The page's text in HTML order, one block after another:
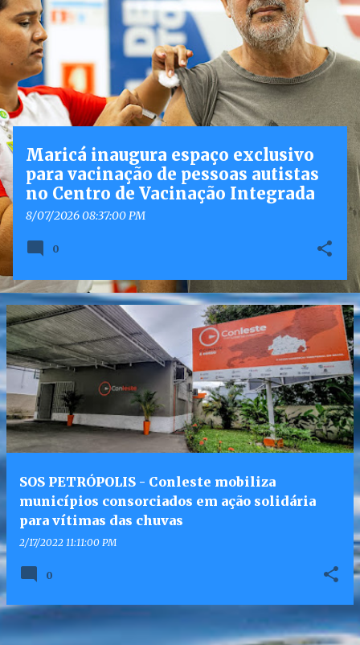
o
s
t
a
g
e
n
s
Maricá inaugura espaço exclusivo
para vacinação de pessoas autistas
no Centro de Vacinação Integrada
8/07/2026 08:37:00 PM
0
SOS PETRÓPOLIS - Conleste mobiliza
municípios consorciados em ação solidária
para vítimas das chuvas
2/17/2022 11:11:00 PM
0